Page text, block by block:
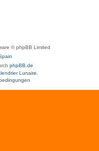
© phpBB Limited
phpBB.de
Lunaire.